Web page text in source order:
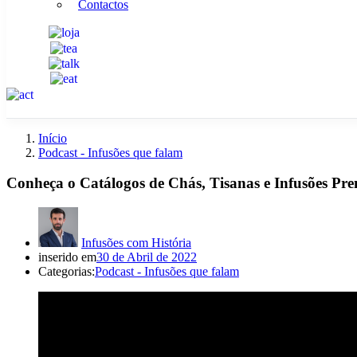
Contactos
Início
Podcast - Infusões que falam
Conheça o Catálogos de Chás, Tisanas e Infusões
Infusões com História
inserido em30 de Abril de 2022
Categorias:Podcast - Infusões que falam